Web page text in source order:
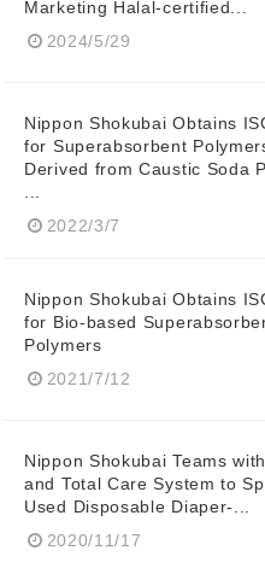
Marketing Halal-certified...
2024/5/29
Nippon Shokubai Obtains
for Superabsorbent
Derived from Caustic Soda
...
2022/3/7
Nippon Shokubai Obtains
for Bio-based
Polymers
2021/7/12
Nippon Shokubai Teams
and Total Care System to
Used Disposable Diaper-...
2020/11/17